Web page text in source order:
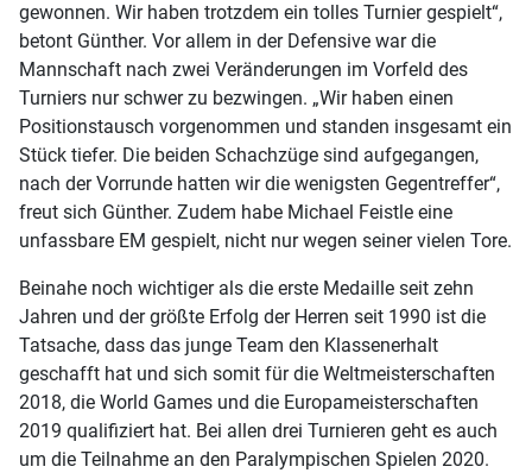
gewonnen. Wir haben trotzdem ein tolles Turnier gespielt“,
betont Günther. Vor allem in der Defensive war die
Mannschaft nach zwei Veränderungen im Vorfeld des
Turniers nur schwer zu bezwingen. „Wir haben einen
Positionstausch vorgenommen und standen insgesamt ein
Stück tiefer. Die beiden Schachzüge sind aufgegangen,
nach der Vorrunde hatten wir die wenigsten Gegentreffer“,
freut sich Günther. Zudem habe Michael Feistle eine
unfassbare EM gespielt, nicht nur wegen seiner vielen Tore.
Beinahe noch wichtiger als die erste Medaille seit zehn
Jahren und der größte Erfolg der Herren seit 1990 ist die
Tatsache, dass das junge Team den Klassenerhalt
geschafft hat und sich somit für die Weltmeisterschaften
2018, die World Games und die Europameisterschaften
2019 qualifiziert hat. Bei allen drei Turnieren geht es auch
um die Teilnahme an den Paralympischen Spielen 2020.